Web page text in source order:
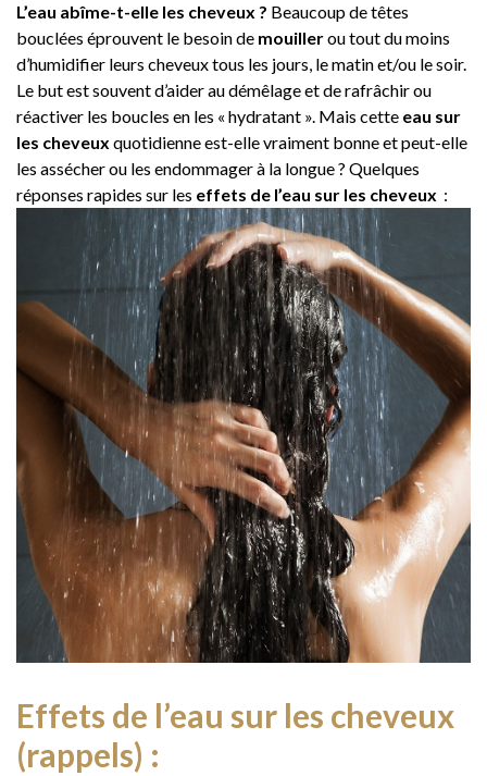
L’eau abîme-t-elle les cheveux ? Beaucoup de têtes
bouclées éprouvent le besoin de mouillerou tout du moins
d’humidifier leurs cheveux tous les jours, le matin et/ou le soir.
Le but est souvent d’aider au démêlage et de rafrâchir ou
réactiver les boucles en les « hydratant ». Mais cette eau sur
les cheveux quotidienne est-elle vraiment bonne et peut-elle
les assécher ou les endommager à la longue ? Quelques
réponses rapides sur les effets de l’eau sur les cheveux :
Effets de l’eau sur les cheveux
(rappels) :